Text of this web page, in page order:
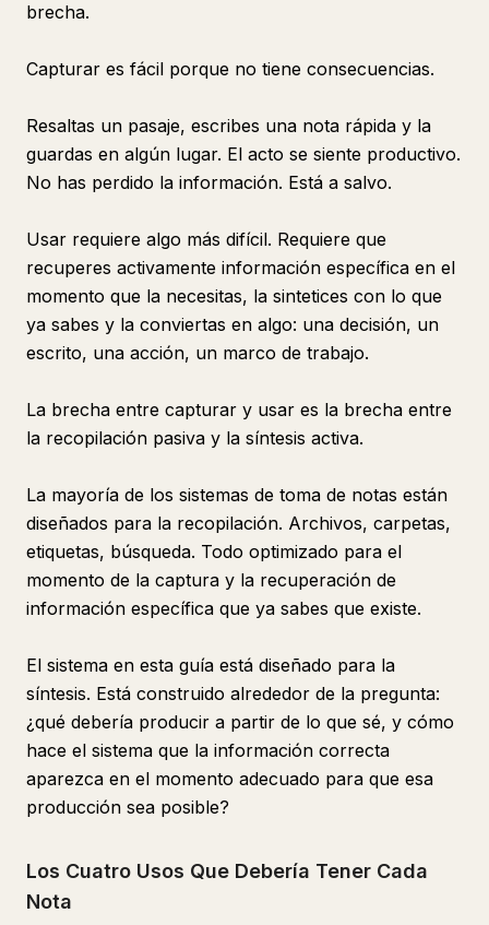
brecha.
Capturar es fácil porque no tiene consecuencias.
Resaltas un pasaje, escribes una nota rápida y la
guardas en algún lugar. El acto se siente productivo.
No has perdido la información. Está a salvo.
Usar requiere algo más difícil. Requiere que
recuperes activamente información específica en el
momento que la necesitas, la sintetices con lo que
ya sabes y la conviertas en algo: una decisión, un
escrito, una acción, un marco de trabajo.
La brecha entre capturar y usar es la brecha entre
la recopilación pasiva y la síntesis activa.
La mayoría de los sistemas de toma de notas están
diseñados para la recopilación. Archivos, carpetas,
etiquetas, búsqueda. Todo optimizado para el
momento de la captura y la recuperación de
información específica que ya sabes que existe.
El sistema en esta guía está diseñado para la
síntesis. Está construido alrededor de la pregunta:
¿qué debería producir a partir de lo que sé, y cómo
hace el sistema que la información correcta
aparezca en el momento adecuado para que esa
producción sea posible?
Los Cuatro Usos Que Debería Tener Cada
Nota